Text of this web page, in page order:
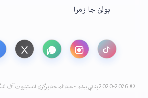
ٻولن جا زمرا
© 2020-2026 ڀٽائي پيڊيا - عبدالماجد ڀرڳڙي انسٽيٽيوٽ